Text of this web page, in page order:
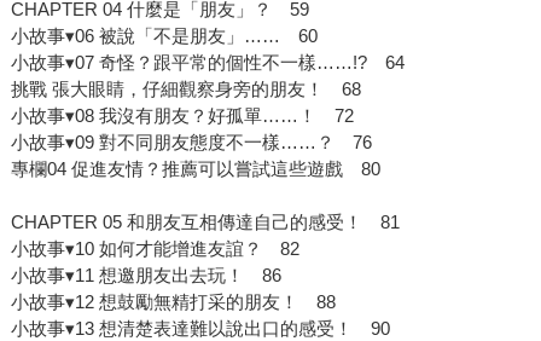
CHAPTER 04 什麼是「朋友」？ 59
小故事▾06 被說「不是朋友」…… 60
小故事▾07 奇怪？跟平常的個性不一樣……!? 64
挑戰 張大眼睛，仔細觀察身旁的朋友！ 68
小故事▾08 我沒有朋友？好孤單……！ 72
小故事▾09 對不同朋友態度不一樣……？ 76
專欄04 促進友情？推薦可以嘗試這些遊戲 80
CHAPTER 05 和朋友互相傳達自己的感受！ 81
小故事▾10 如何才能增進友誼？ 82
小故事▾11 想邀朋友出去玩！ 86
小故事▾12 想鼓勵無精打采的朋友！ 88
小故事▾13 想清楚表達難以說出口的感受！ 90